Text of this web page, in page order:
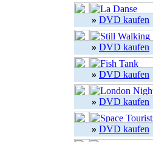
» DVD kaufen
» DVD kaufen
» DVD kaufen
» DVD kaufen
» DVD kaufen